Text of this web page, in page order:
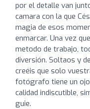
por el detalle van
camara con la que
magia de esos
enmarcar. Una vez
metodo de trabajo,
diversión. Soltaos y
creéis que solo
fotógrafo tiene un ojo
calidad indiscutible,
guie.